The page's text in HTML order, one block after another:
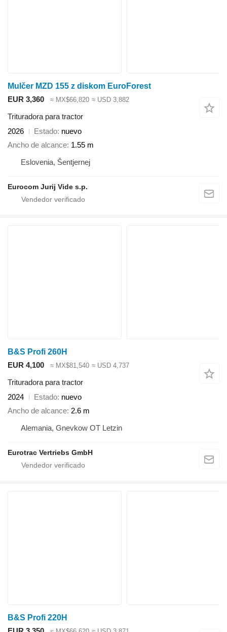
Mulčer MZD 155 z diskom EuroForest
EUR 3,360
≈ MX$66,820 ≈ USD 3,882
Trituradora para tractor
2026
Estado nuevo
Ancho de alcance 1.55 m
Eslovenia, Šentjernej
Eurocom Jurij Vide s.p.
B&S Profi 260H
EUR 4,100
≈ MX$81,540 ≈ USD 4,737
Trituradora para tractor
2024
Estado nuevo
Ancho de alcance 2.6 m
Alemania, Gnevkow OT Letzin
Eurotrac Vertriebs GmbH
B&S Profi 220H